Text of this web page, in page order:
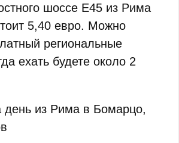
шоссе E45 из Рима
5,40 евро. Можно
региональные
ехать будете около 2